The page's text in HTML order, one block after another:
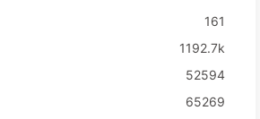
161
1192.7k
52594
65269